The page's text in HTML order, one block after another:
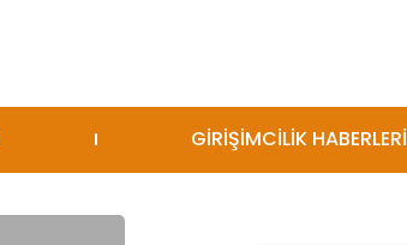
GİRİŞİMCİLİK HABERLERİ